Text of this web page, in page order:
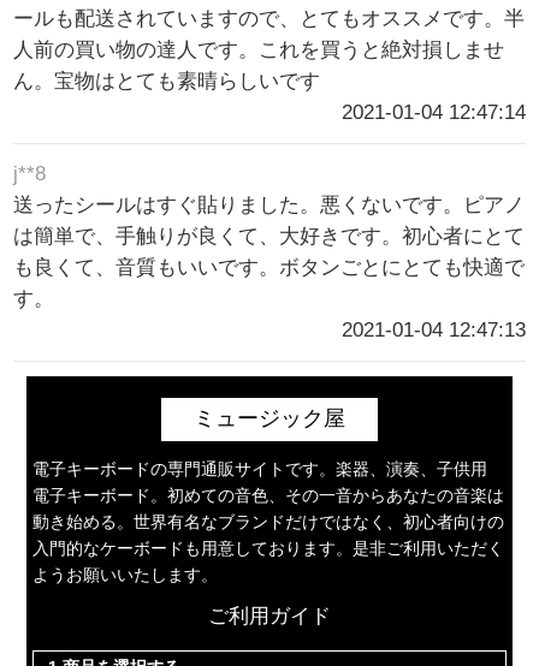
ールも配送されていますので、とてもオススメです。半
人前の買い物の達人です。これを買うと絶対損しませ
ん。宝物はとても素晴らしいです
2021-01-04 12:47:14
j**8
送ったシールはすぐ貼りました。悪くないです。ピアノ
は簡単で、手触りが良くて、大好きです。初心者にとて
も良くて、音質もいいです。ボタンごとにとても快適で
す。
2021-01-04 12:47:13
ミュージック屋
電子キーボードの専門通販サイトです。楽器、演奏、子供用
電子キーボード。初めての音色、その一音からあなたの音楽は
動き始める。世界有名なブランドだけではなく、初心者向けの
入門的なケーボードも用意しております。是非ご利用いただく
ようお願いいたします。
ご利用ガイド